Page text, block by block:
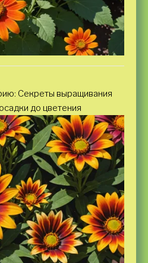
Секреты выращивания
до цветения